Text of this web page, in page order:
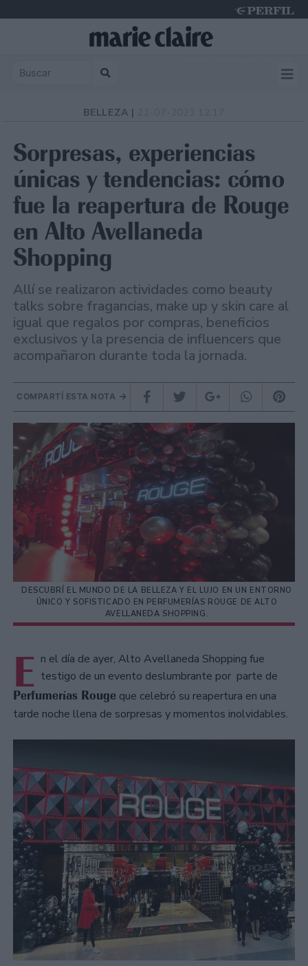
BELLEZA |
Sorpresas, experiencias
únicas y tendencias: cómo
fue la reapertura de Rouge
en Alto Avellaneda
Shopping
Allí se realizaron actividades como beauty
talks sobre fragancias, make up y skin care al
igual que regalos por compras, beneficios
exclusivos y la presencia de influencers que
acompañaron durante toda la jornada.
COMPARTÍ ESTA NOTA
DESCUBRÍ EL MUNDO DE LA BELLEZA Y EL LUJO EN UN ENTORNO
ÚNICO Y SOFISTICADO EN PERFUMERÍAS ROUGE DE ALTO
AVELLANEDA SHOPPING.
E n el día de ayer, Alto Avellaneda Shopping fue
testigo de un evento deslumbrante por parte de
Perfumerías Rouge que celebró su reapertura en una
tarde noche llena de sorpresas y momentos inolvidables.